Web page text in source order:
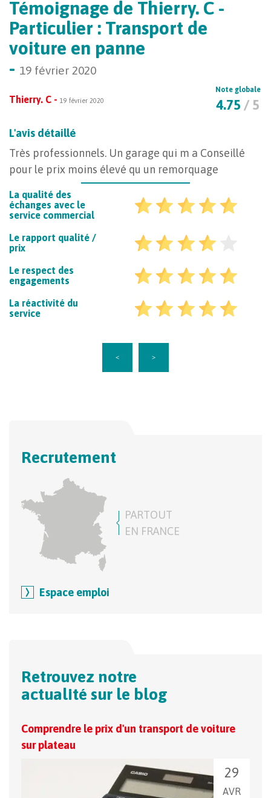
Recrutement
PARTOUT
EN FRANCE
Espace emploi
Retrouvez notre
actualité sur le blog
Comprendre le prix d'un transport de voiture
sur plateau
29
AVR
Témoignage de Thierry. C -
Particulier : Transport de
voiture en panne
- 19 février 2020
Thierry. C - 19 février 2020
Note globale
4.75 / 5
L'avis détaillé
Très professionnels. Un garage qui m a Conseillé
pour le prix moins élevé qu un remorquage
La qualité des
échanges avec le
service commercial
Le rapport qualité /
prix
Le respect des
engagements
La réactivité du
service
< >